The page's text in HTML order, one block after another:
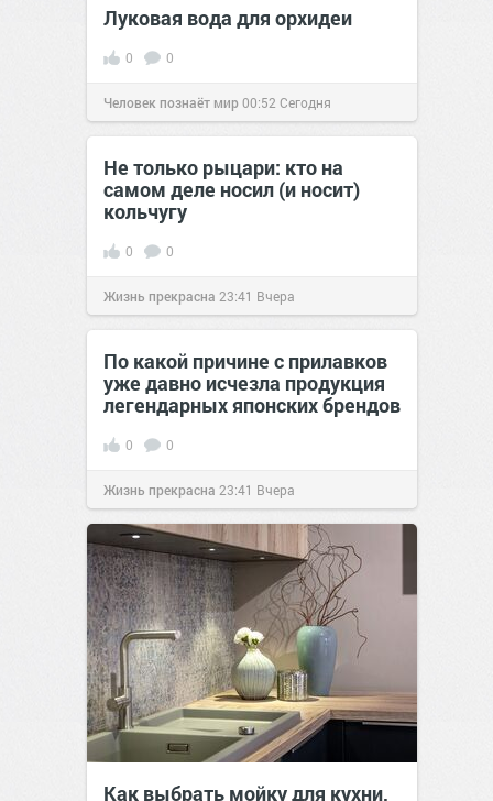
Луковая вода для орхидеи
0 0
Человек познаёт мир00:52 Сегодня
Не только рыцари: кто на
самом деле носил (и носит)
кольчугу
0 0
Жизнь прекрасна 23:41 Вчера
По какой причине с прилавков
уже давно исчезла продукция
легендарных японских брендов
0 0
Жизнь прекрасна 23:41 Вчера
Как выбрать мойку для кухни,